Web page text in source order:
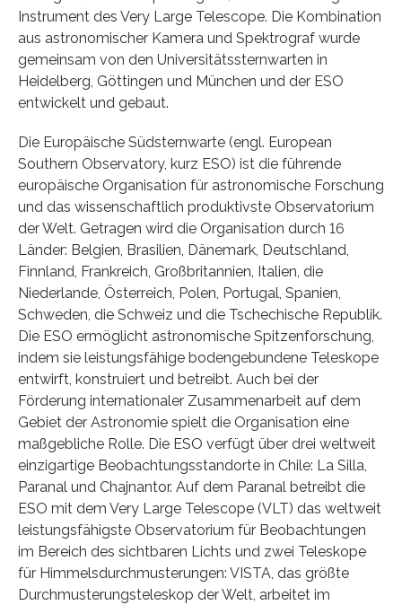
Instrument des Very Large Telescope. Die Kombination
aus astronomischer Kamera und Spektrograf wurde
gemeinsam von den Universitätssternwarten in
Heidelberg, Göttingen und München und der ESO
entwickelt und gebaut.
Die Europäische Südsternwarte (engl. European
Southern Observatory, kurz ESO) ist die führende
europäische Organisation für astronomische Forschung
und das wissenschaftlich produktivste Observatorium
der Welt. Getragen wird die Organisation durch 16
Länder: Belgien, Brasilien, Dänemark, Deutschland,
Finnland, Frankreich, Großbritannien, Italien, die
Niederlande, Österreich, Polen, Portugal, Spanien,
Schweden, die Schweiz und die Tschechische Republik.
Die ESO ermöglicht astronomische Spitzenforschung,
indem sie leistungsfähige bodengebundene Teleskope
entwirft, konstruiert und betreibt. Auch bei der
Förderung internationaler Zusammenarbeit auf dem
Gebiet der Astronomie spielt die Organisation eine
maßgebliche Rolle. Die ESO verfügt über drei weltweit
einzigartige Beobachtungsstandorte in Chile: La Silla,
Paranal und Chajnantor. Auf dem Paranal betreibt die
ESO mit dem Very Large Telescope (VLT) das weltweit
leistungsfähigste Observatorium für Beobachtungen
im Bereich des sichtbaren Lichts und zwei Teleskope
für Himmelsdurchmusterungen: VISTA, das größte
Durchmusterungsteleskop der Welt, arbeitet im